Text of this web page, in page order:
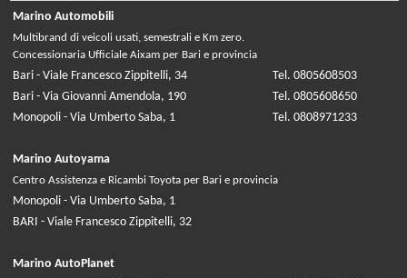
Marino Automobili
Multibrand di veicoli usati, semestrali e Km zero.
Concessionaria Ufficiale Aixam per Bari e provincia
Bari - Viale Francesco Zippitelli, 34
Tel. 0805608503
Bari - Via Giovanni Amendola, 190
Tel. 0805608650
Monopoli - Via Umberto Saba, 1
Tel. 0808971233
Marino Autoyama
Centro Assistenza e Ricambi Toyota per Bari e provincia
Monopoli - Via Umberto Saba, 1
BARI - Viale Francesco Zippitelli, 32
Marino AutoPlanet